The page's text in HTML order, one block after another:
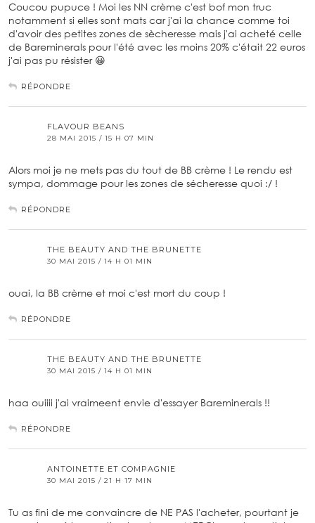
Coucou pupuce ! Moi les NN crème c'est bof mon truc
notamment si elles sont mats car j'ai la chance comme toi
d'avoir des petites zones de sècheresse mais j'ai acheté celle
de Bareminerals pour l'été avec les moins 20% c'était 22 euros
j'ai pas pu résister 😀
RÉPONDRE
FLAVOUR BEANS
28 MAI 2015 / 15 H 07 MIN
Alors moi je ne mets pas du tout de BB crème ! Le rendu est
sympa, dommage pour les zones de sécheresse quoi :/ !
RÉPONDRE
THE BEAUTY AND THE BRUNETTE
30 MAI 2015 / 14 H 01 MIN
ouai, la BB crème et moi c'est mort du coup !
RÉPONDRE
THE BEAUTY AND THE BRUNETTE
30 MAI 2015 / 14 H 01 MIN
haa ouiiii j'ai vraimeent envie d'essayer Bareminerals !!
RÉPONDRE
ANTOINETTE ET COMPAGNIE
30 MAI 2015 / 21 H 17 MIN
Tu as fini de me convaincre de NE PAS l'acheter, pourtant je